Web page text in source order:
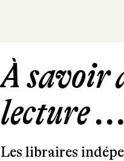
À savoir
lecture ...
Les libraires